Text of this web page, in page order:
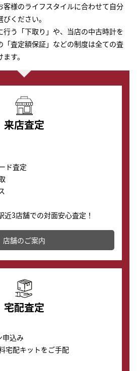
客様のライフスタイルに合わせて自分
ください。
う「下取り」や、当店の中古時計を
「査定額保証」などの制度は全ての査
す。
来店査定
ド査定
3店舗での対面安心査定！
ます。渋谷本店では、時計販売の
下取りに出してお得に新しい時計
店舗のご案内
宅配査定
申込み
宅配キットをご手配